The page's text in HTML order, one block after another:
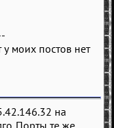
у моих постов нет
на